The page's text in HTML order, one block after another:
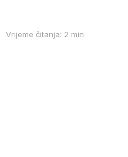
Vrijeme čitanja: 2 min